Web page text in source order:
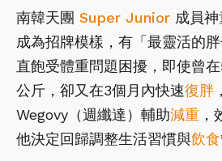
南韓天團 Super Junior 成員
成為招牌模樣，有「最靈活的
直飽受體重問題困擾，即使曾
公斤，卻又在3個月內快速復胖
Wegovy（週纖達）輔助減重
他決定回歸調整生活習慣與飲食